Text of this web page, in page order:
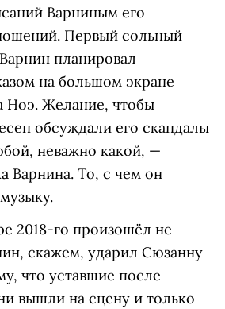
Варниным его
Первый сольный
планировал
на большом экране
Ноэ. Желание, чтобы
обсуждали его скандалы
неважно какой, —
Варнина. То, с чем он
2018-го произошёл не
скажем, ударил Сюзанну
что уставшие после
вышли на сцену и только